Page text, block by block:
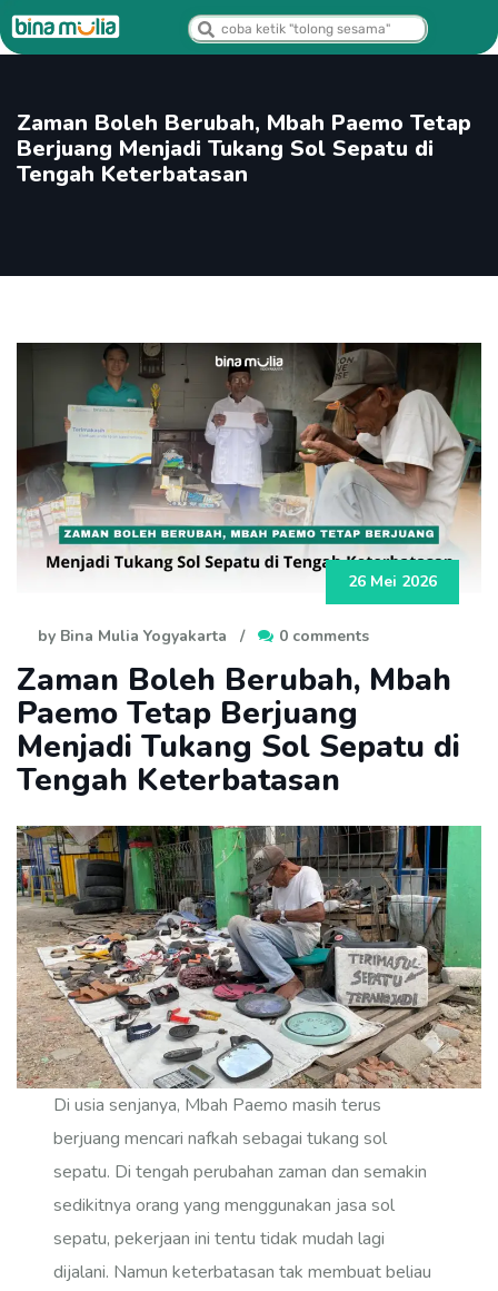
Zaman Boleh Berubah, Mbah Paemo Tetap
Berjuang Menjadi Tukang Sol Sepatu di
Tengah Keterbatasan
26 Mei 2026
by Bina Mulia Yogyakarta / 0 comments
Zaman Boleh Berubah, Mbah
Paemo Tetap Berjuang
Menjadi Tukang Sol Sepatu di
Tengah Keterbatasan
Di usia senjanya, Mbah Paemo masih terus
berjuang mencari nafkah sebagai tukang sol
sepatu. Di tengah perubahan zaman dan semakin
sedikitnya orang yang menggunakan jasa sol
sepatu, pekerjaan ini tentu tidak mudah lagi
dijalani. Namun keterbatasan tak membuat beliau